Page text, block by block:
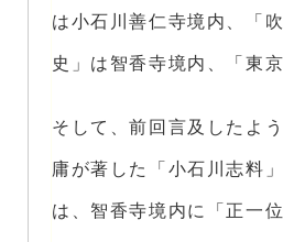
は小石川善仁寺境内、「
史」は智香寺境内、「東
そして、前回言及したよ
庸が著した「小石川志料
は、智香寺境内に「正一